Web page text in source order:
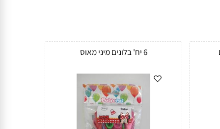
6 יח' בלונים מיני מאוס